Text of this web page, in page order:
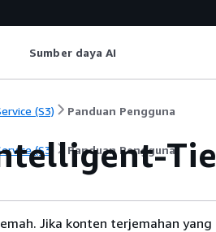
Sumber daya AI
(S3) Panduan Pengguna
(S3) Panduan Pengguna
Jika konten terjemahan yang